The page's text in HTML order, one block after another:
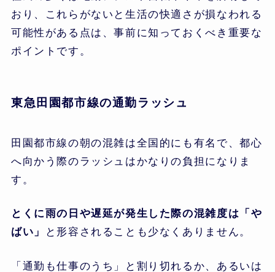
おり、これらがないと生活の快適さが損なわれる
可能性がある点は、事前に知っておくべき重要な
ポイントです。
東急田園都市線の通勤ラッシュ
田園都市線の朝の混雑は全国的にも有名で、都心
へ向かう際のラッシュはかなりの負担になりま
す。
とくに雨の日や遅延が発生した際の混雑度は「や
ばい」
と形容されることも少なくありません。
「通勤も仕事のうち」と割り切れるか、あるいは